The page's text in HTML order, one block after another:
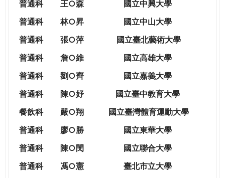
WAGOR
TODAY
WORLD
TOMORROW
普通科
王○森
國立中興大學
普通科
林○昇
國立中山大學
普通科
張○萍
國立臺北藝術大學
普通科
詹○維
國立高雄大學
普通科
劉○齊
國立嘉義大學
普通科
陳○妤
國立臺中教育大學
餐飲科
嚴○翔 國立臺灣體育運動大學
普通科
廖○勝
國立東華大學
普通科
陳○閔
國立聯合大學
普通科
馮○憲
臺北市立大學